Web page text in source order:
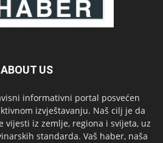
ABOUT US
informativni portal posvećen
izvještavanju. Naš cilj je da
vijesti iz zemlje, regiona i svijeta, uz
standarda. Vaš haber, naša